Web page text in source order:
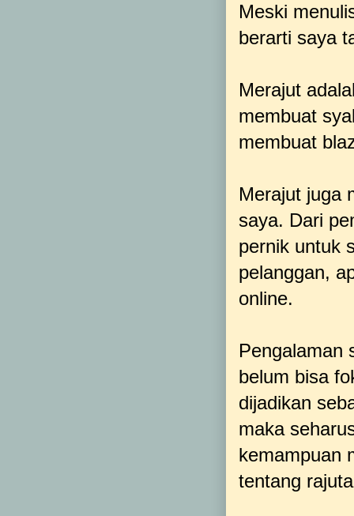
Meski
berarti saya
Merajut
membuat
membuat
Merajut juga
saya. Dari
pernik untuk
pelanggan,
online.
Pengalaman
belum bisa
dijadikan
maka
kemampuan
tentang